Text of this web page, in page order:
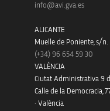
info@avi.gva.es
ALICANTE
Muelle de Poniente, s/n.
(+34) 96 654 59 30
VALÈNCIA
Ciutat Administrativa 9
Calle de la Democracia,
· València